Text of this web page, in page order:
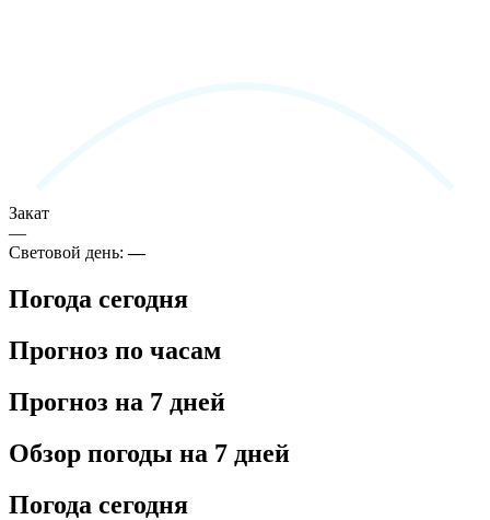
Закат
—
Световой день:—
Погода сегодня
Прогноз по часам
Прогноз на 7 дней
Обзор погоды на 7 дней
Погода сегодня